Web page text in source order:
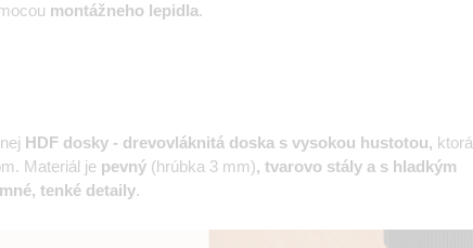
montážneho lepidla.
HDF dosky - drevovláknitá doska s vysokou hustotou, ktorá
Materiál je pevný (hrúbka 3 mm), tvarovo stály a s hladkým
tenké detaily.